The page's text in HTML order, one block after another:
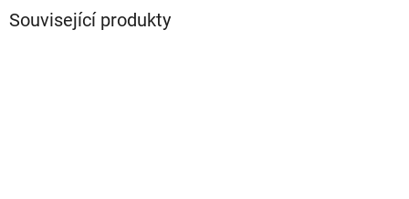
Související produkty